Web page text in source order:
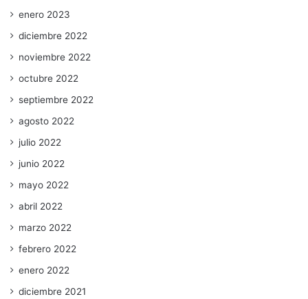
enero 2023
diciembre 2022
noviembre 2022
octubre 2022
septiembre 2022
agosto 2022
julio 2022
junio 2022
mayo 2022
abril 2022
marzo 2022
febrero 2022
enero 2022
diciembre 2021